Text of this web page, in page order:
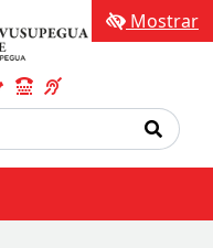
Mostrar